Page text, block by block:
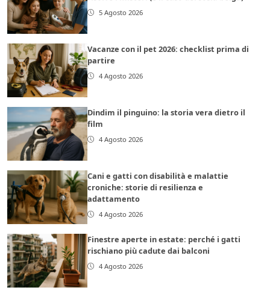
5 Agosto 2026
Vacanze con il pet 2026: checklist prima di
partire
4 Agosto 2026
Dindim il pinguino: la storia vera dietro il
film
4 Agosto 2026
Cani e gatti con disabilità e malattie
croniche: storie di resilienza e
adattamento
4 Agosto 2026
Finestre aperte in estate: perché i gatti
rischiano più cadute dai balconi
4 Agosto 2026